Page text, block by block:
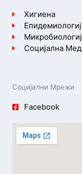
Хигиена
Социјална
Социјални Мрежи
Facebook